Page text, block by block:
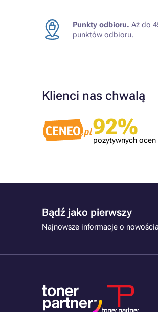
Punkty odbioru. Aż do
punktów odbioru.
Klienci nas chwalą
92%
pozytywnych
Polecam. Szybka
spakowane
Bądź jako pierwszy
Najnowsze informacje o